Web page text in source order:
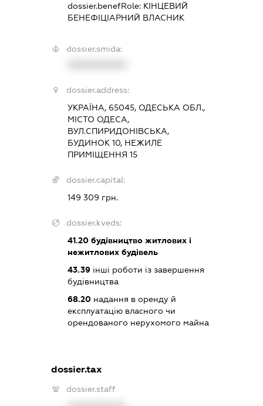
dossier.benefRole: КІНЦЕВИЙ
БЕНЕФІЦІАРНИЙ ВЛАСНИК
dossier.smida:
dossier.address:
УКРАЇНА, 65045, ОДЕСЬКА ОБЛ.,
МІСТО ОДЕСА,
ВУЛ.СПИРИДОНІВСЬКА,
БУДИНОК 10, НЕЖИЛЕ
ПРИМІЩЕННЯ 15
dossier.capital:
149 309 грн.
dossier.kveds:
41.20будівництво житлових і
нежитлових будівель
43.39інші роботи із завершення
будівництва
68.20надання в оренду й
експлуатацію власного чи
орендованого нерухомого майна
dossier.tax
dossier.staff